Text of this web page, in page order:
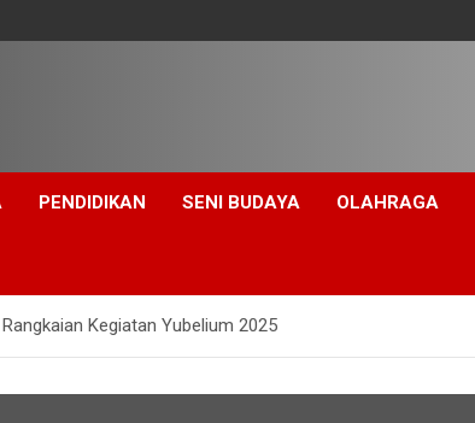
PENDIDIKAN SENI BUDAYA OLAHRAGA
Kegiatan Yubelium 2025